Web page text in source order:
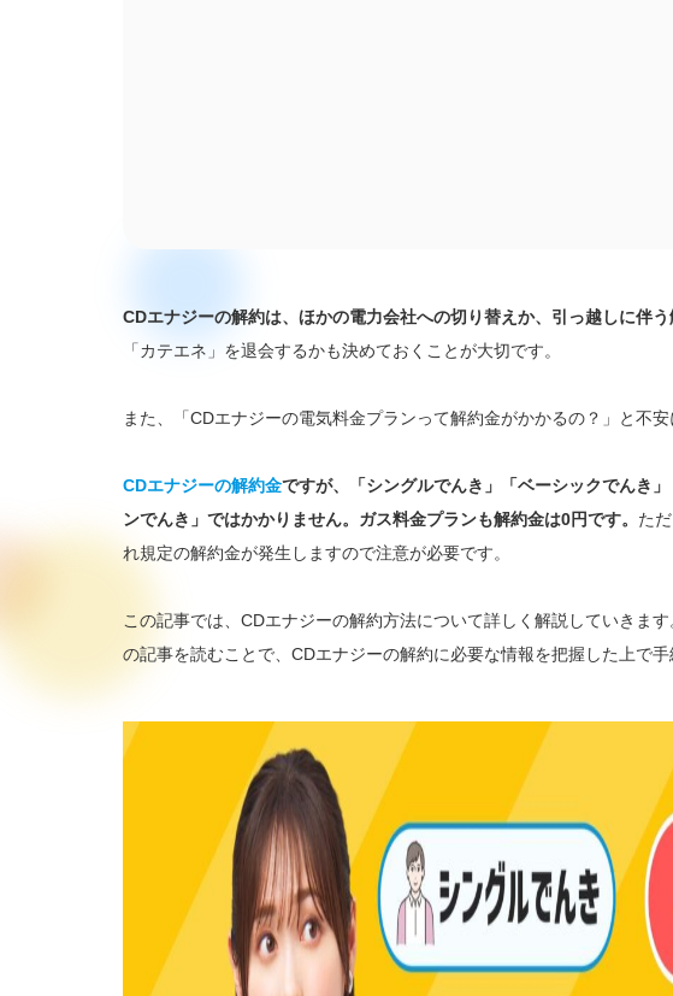
CDエナジーの解約は、ほかの電力会社への切り替えか、引っ越しに伴う
「カテエネ」を退会するかも決めておくことが大切です。
また、「CDエナジーの電気料金プランって解約金がかかるの？」と不
CDエナジーの解約金ですが、「シングルでんき」「ベーシックでんき
ンでんき」ではかかりません。ガス料金プランも解約金は0円です。 た
れ規定の解約金が発生しますので注意が必要です。
この記事では、CDエナジーの解約方法について詳しく解説していきま
の記事を読むことで、CDエナジーの解約に必要な情報を把握した上で